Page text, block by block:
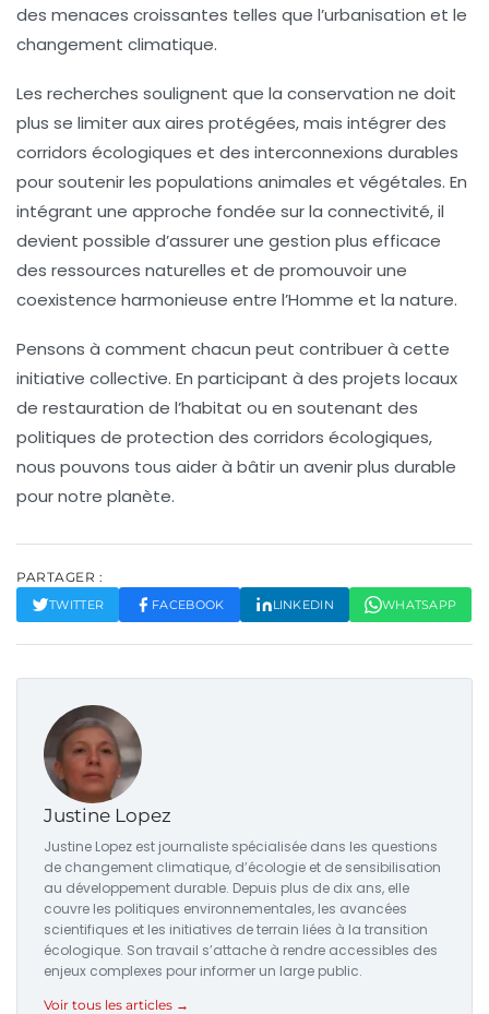
des menaces croissantes telles que l’urbanisation et le
changement climatique.
Les recherches soulignent que la conservation ne doit
plus se limiter aux aires protégées, mais intégrer des
corridors écologiques et des interconnexions durables
pour soutenir les populations animales et végétales. En
intégrant une approche fondée sur la connectivité, il
devient possible d’assurer une gestion plus efficace
des ressources naturelles et de promouvoir une
coexistence harmonieuse entre l’Homme et la nature.
Pensons à comment chacun peut contribuer à cette
initiative collective. En participant à des projets locaux
de restauration de l’habitat ou en soutenant des
politiques de protection des corridors écologiques,
nous pouvons tous aider à bâtir un avenir plus durable
pour notre planète.
PARTAGER :
TWITTER FACEBOOK LINKEDIN WHATSAPP
Justine Lopez
Justine Lopez est journaliste spécialisée dans les questions
de changement climatique, d’écologie et de sensibilisation
au développement durable. Depuis plus de dix ans, elle
couvre les politiques environnementales, les avancées
scientifiques et les initiatives de terrain liées à la transition
écologique. Son travail s’attache à rendre accessibles des
enjeux complexes pour informer un large public.
Voir tous les articles →